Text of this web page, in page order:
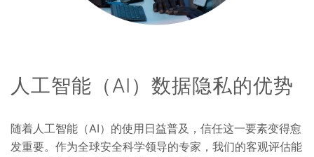
人工智能（AI）数据隐私的优势
随着人工智能（AI）的使用日益普及，信任这一要素变得愈
发重要。作为全球安全科学领导的专家，我们的客观评估能